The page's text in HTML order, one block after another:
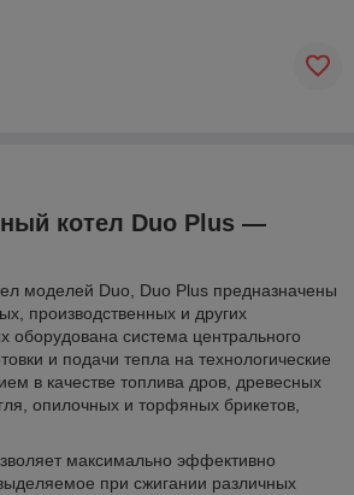
котел Duo Plus —
моделей Duo, Duo Plus предназначены
производственных и других
оборудована система центрального
и подачи тепла на технологические
в качестве топлива дров, древесных
опилочных и торфяных брикетов,
максимально эффективно
при сжигании различных